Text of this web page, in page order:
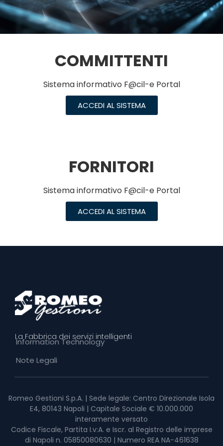
COMMITTENTI
Sistema informativo F@cil-e Portal
ACCEDI AL SISTEMA
FORNITORI
Sistema informativo F@cil-e Portal
ACCEDI AL SISTEMA
La Fabbrica dei servizi intelligenti
Information Technology
Note Legali
Romeo Gestioni S.p.A. | Sede legale: Centro Direzionale Isola
E4, 80143 Napoli | Capitale Sociale € 10.000.000
interamente versato
Codice Fiscale, Partita I.v:A. e Iscr. al Registro delle imprese
di Napoli n. 05850080630 | Numero REA NA-461638